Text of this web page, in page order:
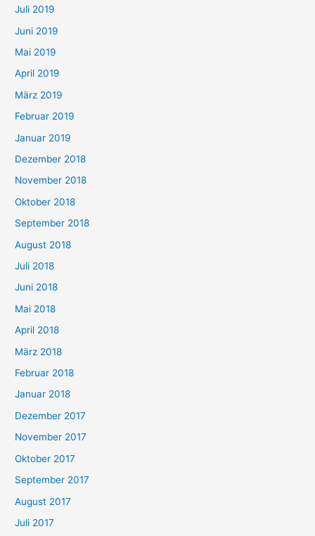
Juli 2019
Juni 2019
Mai 2019
April 2019
März 2019
Februar 2019
Januar 2019
Dezember 2018
November 2018
Oktober 2018
September 2018
August 2018
Juli 2018
Juni 2018
Mai 2018
April 2018
März 2018
Februar 2018
Januar 2018
Dezember 2017
November 2017
Oktober 2017
September 2017
August 2017
Juli 2017